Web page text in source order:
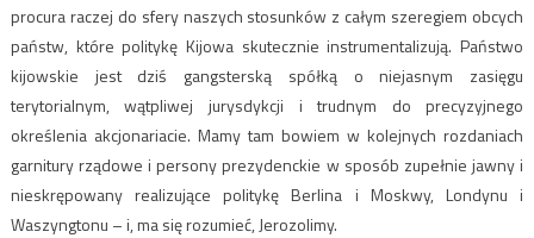
procura raczej do sfery naszych stosunków z całym szeregiem obcych
państw, które politykę Kijowa skutecznie instrumentalizują. Państwo
kijowskie jest dziś gangsterską spółką o niejasnym zasięgu
terytorialnym, wątpliwej jurysdykcji i trudnym do precyzyjnego
określenia akcjonariacie. Mamy tam bowiem w kolejnych rozdaniach
garnitury rządowe i persony prezydenckie w sposób zupełnie jawny i
nieskrępowany realizujące politykę Berlina i Moskwy, Londynu i
Waszyngtonu – i, ma się rozumieć, Jerozolimy.